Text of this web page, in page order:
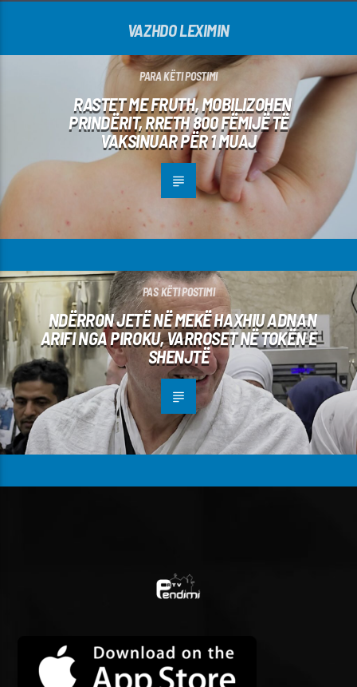
VAZHDO LEXIMIN
PARA KËTI POSTIMI
RASTET ME FRUTH, MOBILIZOHEN
PRINDËRIT, RRETH 800 FËMIJË TË
VAKSINUAR PËR 1 MUAJ
PAS KËTI POSTIMI
NDËRRON JETË NË MEKË HAXHIU ADNAN
ARIFI NGA PIROKU, VARROSET NË TOKËN E
SHENJTË